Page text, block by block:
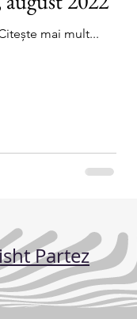
Resort
mai mult...
Partez